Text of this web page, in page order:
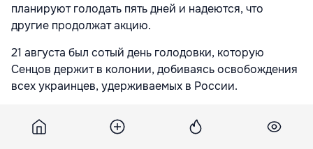
планируют голодать пять дней и надеются, что
другие продолжат акцию.
21 августа был сотый день голодовки, которую
Сенцов держит в колонии, добиваясь освобождения
всех украинцев, удерживаемых в России.
поддержку режиссера. На Чистопрудном бульваре